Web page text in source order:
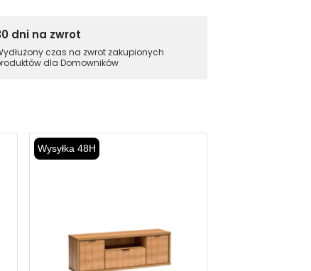
dni na zwrot
czas na zwrot zakupionych
dla Domowników
Wysyłka 48H